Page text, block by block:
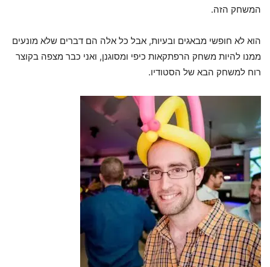
המשחק הזה.
הוא לא חופשי מבאגים ובעיות, אבל כל אלה הם דברים שלא מונעים
ממנו להיות משחק הרפתקאות כיפי ומסוגנן, ואני כבר מצפה בקוצר
רוח למשחק הבא של הסטודיו.